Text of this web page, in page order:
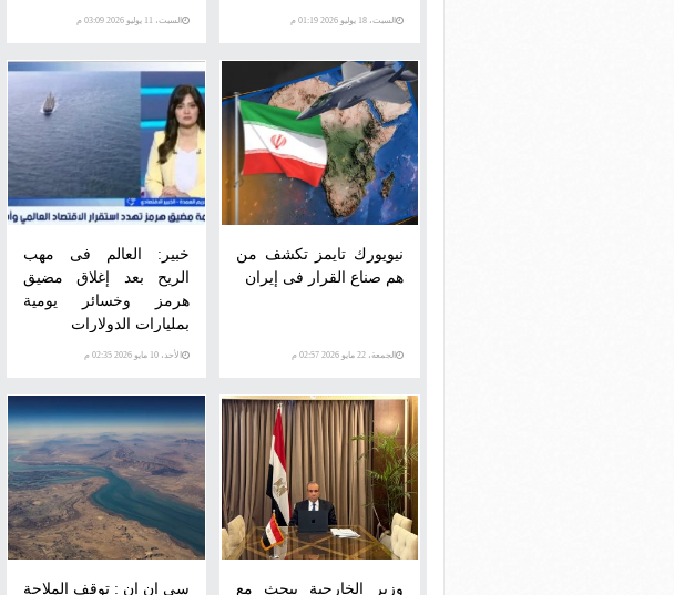
السبت، 18 يوليو 2026 01:19 م السبت، 11 يوليو 2026 03:09 م
نيويورك تايمز تكشف من
هم صناع القرار فى إيران
الجمعة، 22 مايو 2026 02:57 م
خبير: العالم فى مهب
الريح بعد إغلاق مضيق
هرمز وخسائر يومية
بمليارات الدولارات
الأحد، 10 مايو 2026 02:35 م
وزير الخارجية يبحث مع
سى إن إن : توقف الملاحة